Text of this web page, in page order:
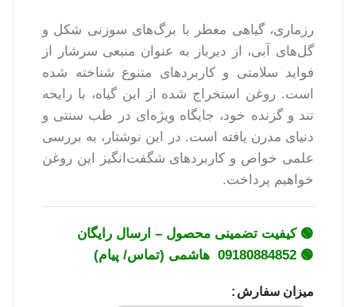
رزماری، گیاهی معطر با برگ‌های سوزنی شکل و
گل‌های آبی، از دیرباز به عنوان منبعی سرشار از
فواید سلامتی و کاربردهای متنوع شناخته شده
است. روغن استخراج شده از این گیاه، با رایحه
تند و گزنده خود، جایگاه ویژه‌ای در طب سنتی و
دنیای مدرن یافته است. در این نوشتار، به بررسی
علمی خواص و کاربردهای شگفت‌انگیز این روغن
خواهیم پرداخت.
🟢 کیفیت تضمینی محصول – ارسال رایگان
🟢 09180884852 هاشمی (تماس/ پیام)
میزان سفارش